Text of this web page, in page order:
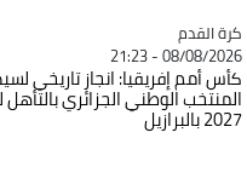
Catégorie
كرة القدم
08/08/2026 - 21:23
كأس أمم إفريقيا: انجاز تاريخي
المنتخب الوطني الجزائري بالتأهل
2027 بالبرازيل